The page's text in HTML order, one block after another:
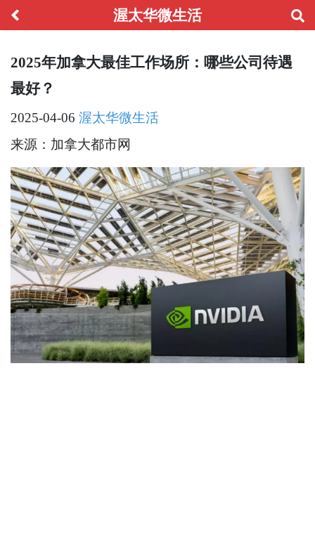
渥太华微生活
2025年加拿大最佳工作场所：哪些公司待遇
最好？
2025-04-06 渥太华微生活
来源：加拿大都市网